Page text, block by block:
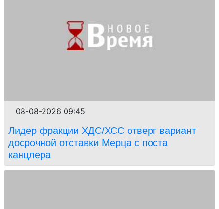
08-08-2026 09:45
Лидер фракции ХДС/ХСС отверг вариант
досрочной отставки Мерца с поста
канцлера